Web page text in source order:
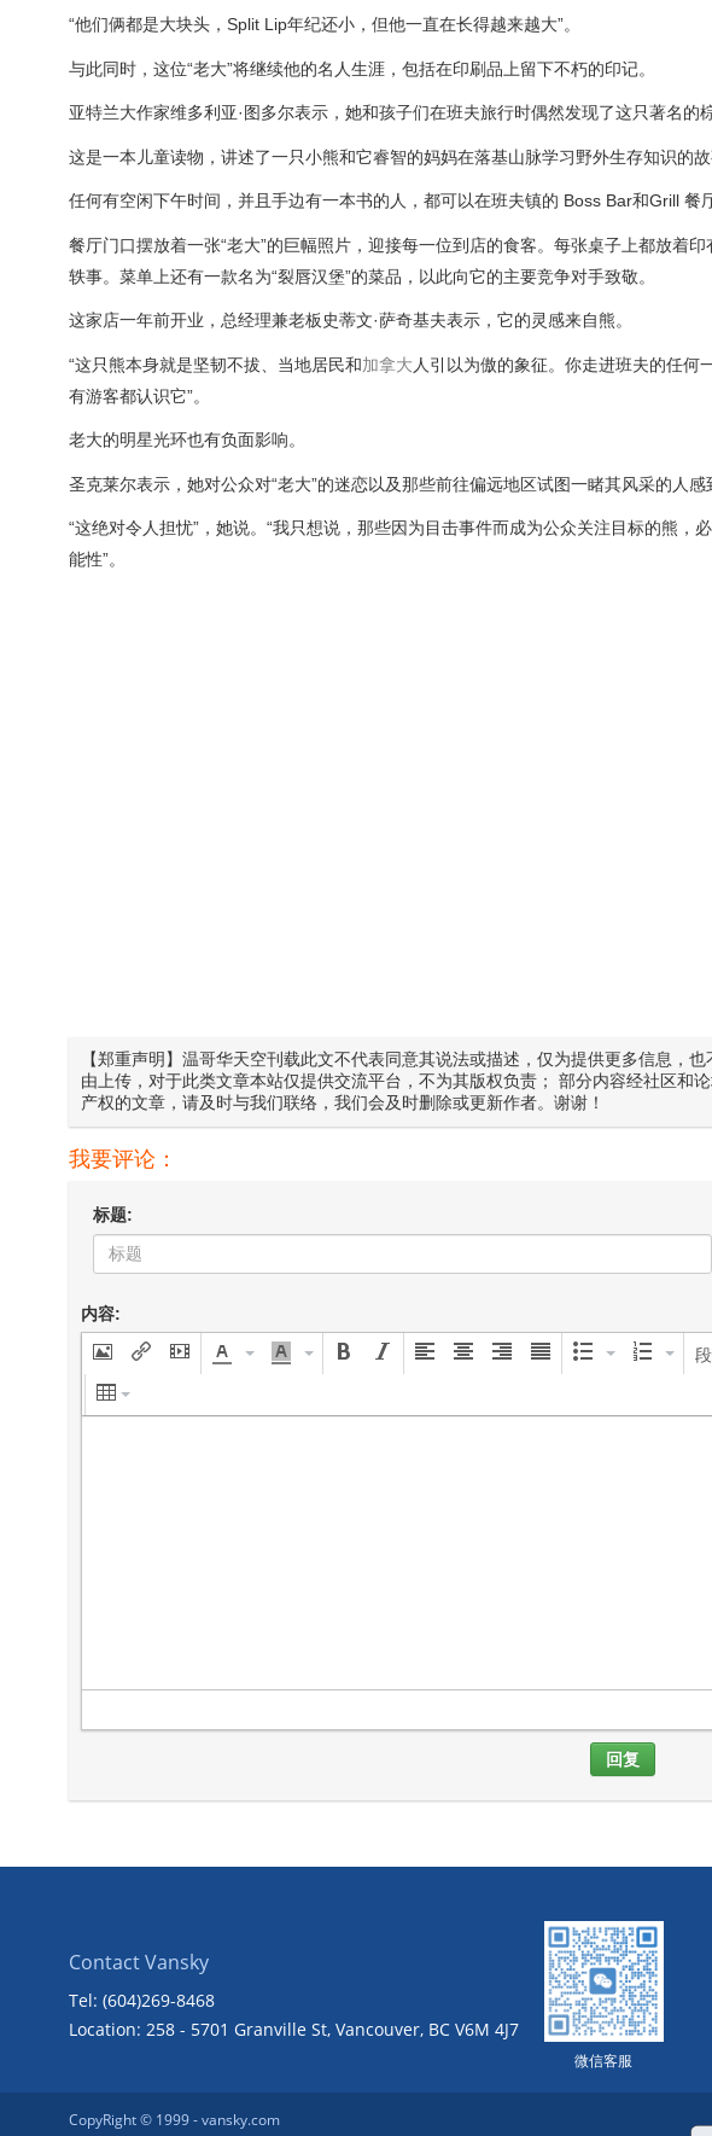
“他们俩都是大块头，Split Lip年纪还小，但他一直在长得越来越大”。
与此同时，这位“老大”将继续他的名人生涯，包括在印刷品上留下不朽的印记。
亚特兰大作家维多利亚·图多尔表示，她和孩子们在班夫旅行时偶然发现了这只著名的
这是一本儿童读物，讲述了一只小熊和它睿智的妈妈在落基山脉学习野外生存知识的
任何有空闲下午时间，并且手边有一本书的人，都可以在班夫镇的 Boss Bar和Grill 餐
餐厅门口摆放着一张“老大”的巨幅照片，迎接每一位到店的食客。每张桌子上都放着
轶事。菜单上还有一款名为“裂唇汉堡”的菜品，以此向它的主要竞争对手致敬。
这家店一年前开业，总经理兼老板史蒂文·萨奇基夫表示，它的灵感来自熊。
“这只熊本身就是坚韧不拔、当地居民和加拿大 人引以为傲的象征。你走进班夫的任何
有游客都认识它”。
老大的明星光环也有负面影响。
圣克莱尔表示，她对公众对“老大”的迷恋以及那些前往偏远地区试图一睹其风采的人感
“这绝对令人担忧”，她说。“我只想说，那些因为目击事件而成为公众关注目标的熊
能性”。
【郑重声明】温哥华天空刊载此文不代表同意其说法或描述，仅为提供更多信息，
由上传，对于此类文章本站仅提供交流平台，不为其版权负责； 部分内容经社区和
产权的文章，请及时与我们联络，我们会及时删除或更新作者。谢谢！
我要评论：
标题:
内容:
回复
Contact Vansky
Tel: (604)269-8468
Location: 258 - 5701 Granville St, Vancouver, BC V6M 4J7
微信客服
CopyRight © 1999 -vansky.com